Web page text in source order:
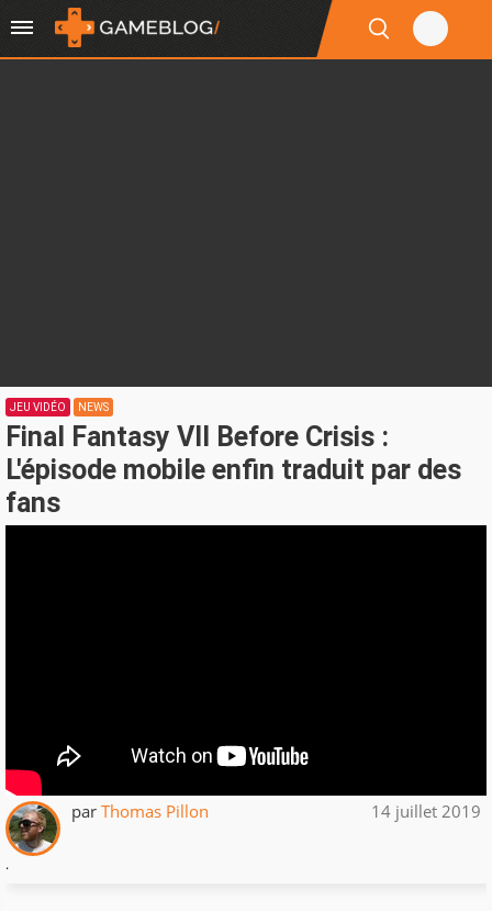
JEU VIDÉO NEWS
Final Fantasy VII Before Crisis :
L'épisode mobile enfin traduit par des
fans
par Thomas Pillon 14 juillet 2019
.